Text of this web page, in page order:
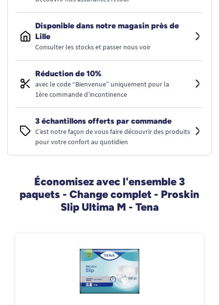
Disponible dans notre magasin près de
Lille
Consulter les stocks et passer nous voir
Réduction de 10%
avec le code “Bienvenue” uniquement pour la
1ère commande d’incontinence
3 échantillons offerts par commande
C’est notre façon de vous faire découvrir des produits
pour votre confort au quotidien
Économisez avec l'ensemble 3
paquets - Change complet - Proskin
Slip Ultima M - Tena